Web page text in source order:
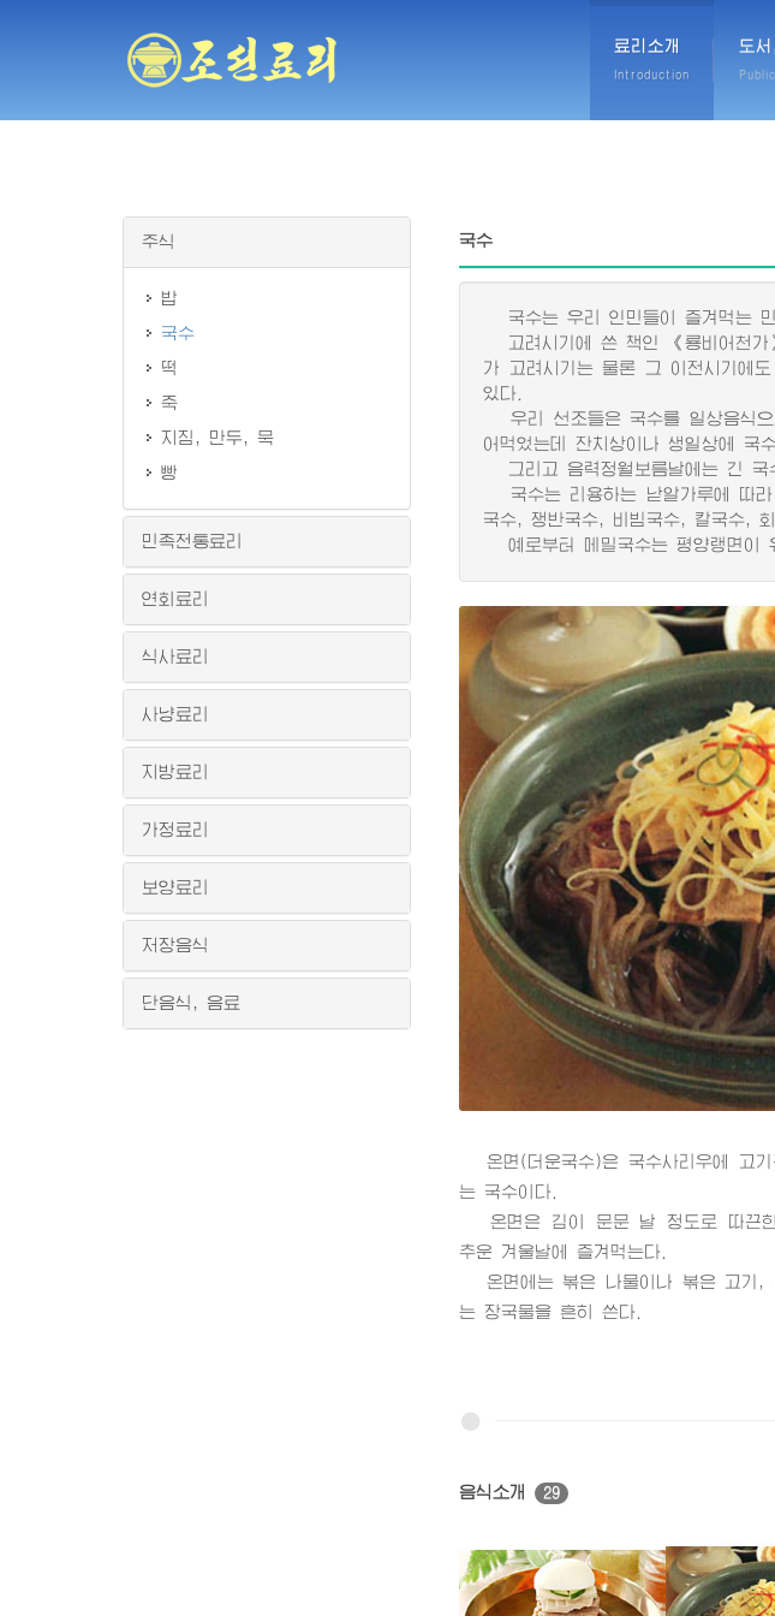
료리소개
Introduction
도
국수
국수는 우리 인민들이 즐겨먹는 민
고려시기에 쓴 책인 《룡비어천가
가 고려시기는 물론 그 이전시기에
있다.
우리 선조들은 국수를 일상음식으
어먹었는데 잔치상이나 생일상에 국
그리고 음력정월보름날에는 긴 국
국수는 리용하는 낟알가루에 따라
국수, 쟁반국수, 비빔국수, 칼국수,
예로부터 메밀국수는 평양랭면이
온면(더운국수)은 국수사리우에 고기
는 국수이다.
온면은 김이 문문 날 정도로 따끈한
추운 겨울날에 즐겨먹는다.
온면에는 볶은 나물이나 볶은 고기,
는 장국물을 흔히 쓴다.
음식소개 29
주식
밥
국수
떡
죽
지짐, 만두, 묵
빵
민족전통료리
연회료리
식사료리
사냥료리
지방료리
가정료리
보양료리
저장음식
단음식, 음료